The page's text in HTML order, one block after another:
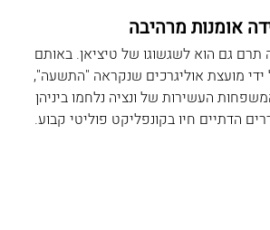
אומנות מרהיבה
תרם גם הוא לשגשוגו של טיציאן. באותם
ידי מועצת אוליגרכים שנקראה "התשעה",
העשירות של ונציה נלחמו ביניהן
הדתיים חיו בקונפליקט פוליטי קבוע.